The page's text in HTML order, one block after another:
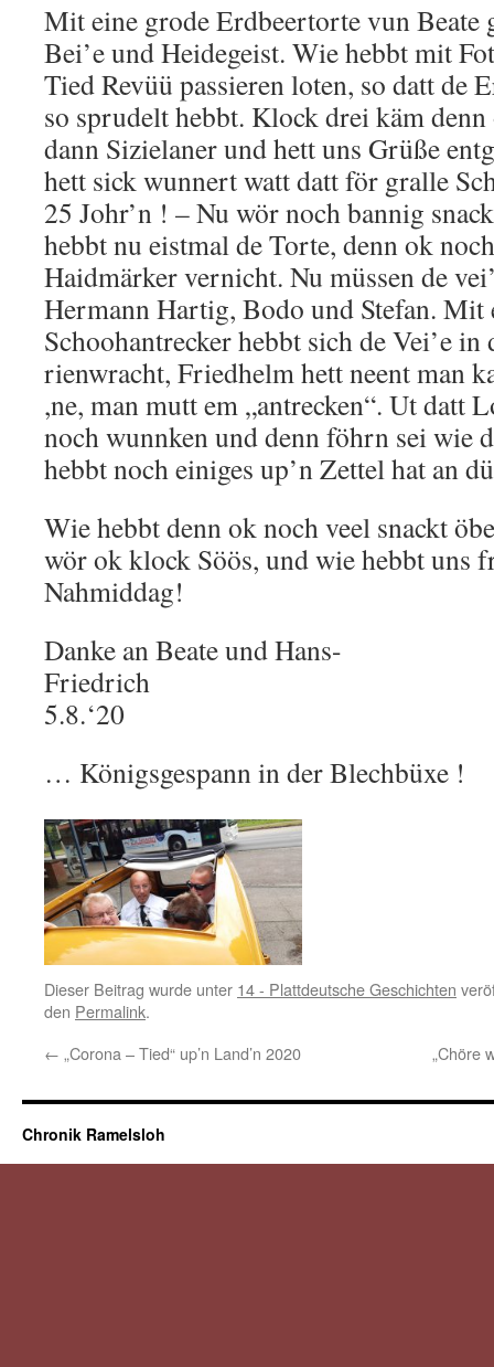
Mit eine grode Erdbeertorte vun Beate
Bei’e und Heidegeist. Wie hebbt mit
Tied Revüü passieren loten, so datt de
so sprudelt hebbt. Klock drei käm
dann Sizielaner und hett uns Grüße
hett sick wunnert watt datt för gralle
25 Johr’n ! – Nu wör noch bannig
hebbt nu eistmal de Torte, denn ok
Haidmärker vernicht. Nu müssen de
Hermann Hartig, Bodo und Stefan. Mit
Schoohantrecker hebbt sich de Vei’e
rienwracht, Friedhelm hett neent man
,ne, man mutt em „antrecken“. Ut datt
noch wunnken und denn föhrn sei wie
hebbt noch einiges up’n Zettel hat an
Wie hebbt denn ok noch veel snackt
wör ok klock Söös, und wie hebbt uns
Nahmiddag!
Danke an Beate und Hans-
Friedrich
5.8.‘20
… Königsgespann in der Blechbüxe !
Dieser Beitrag wurde unter 14 - Plattdeutsche Geschichten
den Permalink.
← „Corona – Tied“ up’n Land’n 2020 „Chöre
Chronik Ramelsloh